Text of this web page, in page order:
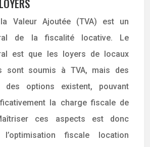
Valeur Ajoutée (TVA) est un
de la fiscalité locative. Le
est que les loyers de locaux
sont soumis à TVA, mais des
des options existent, pouvant
la charge fiscale de
ces aspects est donc
fiscale location